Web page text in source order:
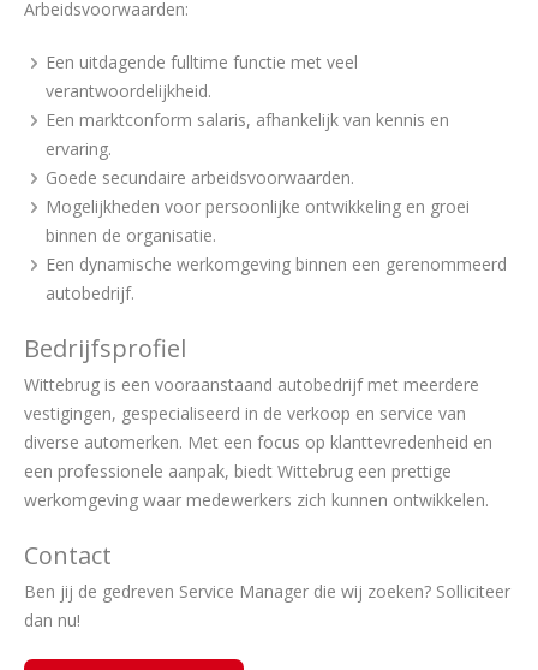
Arbeidsvoorwaarden:
Een uitdagende fulltime functie met veel
verantwoordelijkheid.
Een marktconform salaris, afhankelijk van kennis en
ervaring.
Goede secundaire arbeidsvoorwaarden.
Mogelijkheden voor persoonlijke ontwikkeling en groei
binnen de organisatie.
Een dynamische werkomgeving binnen een gerenommeerd
autobedrijf.
Bedrijfsprofiel
Wittebrug is een vooraanstaand autobedrijf met meerdere
vestigingen, gespecialiseerd in de verkoop en service van
diverse automerken. Met een focus op klanttevredenheid en
een professionele aanpak, biedt Wittebrug een prettige
werkomgeving waar medewerkers zich kunnen ontwikkelen.
Contact
Ben jij de gedreven Service Manager die wij zoeken? Solliciteer
dan nu!